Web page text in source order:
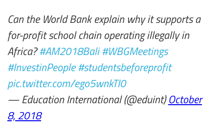
Can the World Bank explain why it supports a
for-profit school chain operating illegally in
Africa?#AM2018Bali #WBGMeetings
#InvestinPeople #studentsbeforeprofit
pic.twitter.com/ego5wnkTI0
— Education International (@eduint)October
8, 2018